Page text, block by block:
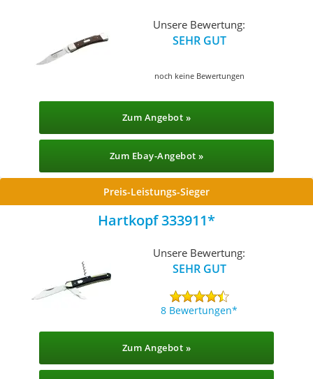
Unsere Bewertung:
SEHR GUT
noch keine Bewertungen
Zum Angebot »
Zum Ebay-Angebot »
Preis-Leistungs-Sieger
Hartkopf 333911
Unsere Bewertung:
SEHR GUT
8 Bewertungen
Zum Angebot »